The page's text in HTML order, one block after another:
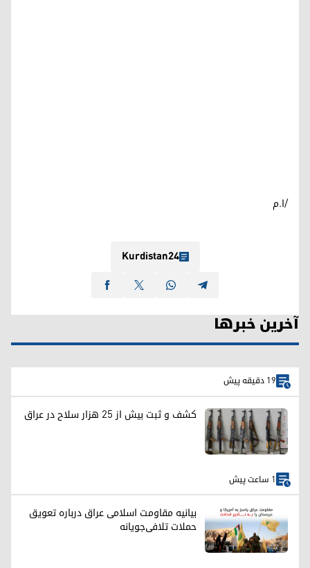
/ا.م
Kurdistan24
آخرین خبرها
19 دقیقه پیش
کشف و ثبت بیش از ۲۵ هزار سلاح در عراق
1 ساعت پیش
بیانیه مقاومت اسلامی عراق درباره تعویق
حملات تلافی‌جویانه